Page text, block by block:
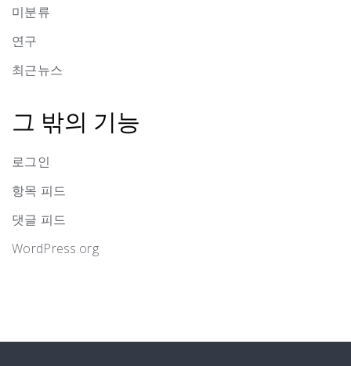
미분류
연구
최근뉴스
그 밖의 기능
로그인
항목 피드
댓글 피드
WordPress.org